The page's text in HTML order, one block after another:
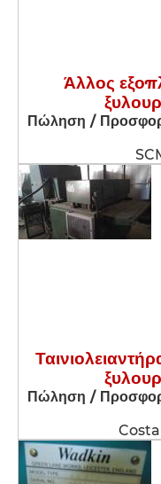
Άλλος
Πώληση /
Πώληση /